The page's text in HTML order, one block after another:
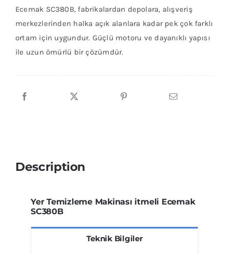
Ecemak SC380B, fabrikalardan depolara, alışveriş
merkezlerinden halka açık alanlara kadar pek çok farklı
ortam için uygundur. Güçlü motoru ve dayanıklı yapısı
ile uzun ömürlü bir çözümdür.
Description
Yer Temizleme Makinası itmeli Ecemak
SC380B
Teknik Bilgiler